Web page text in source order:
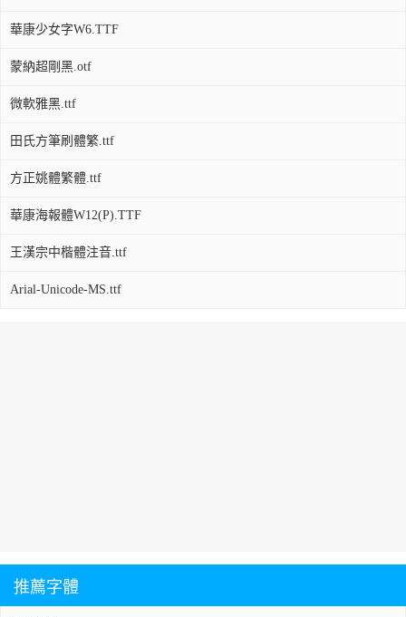
華康少女字W6.TTF
蒙納超剛黑.otf
微軟雅黑.ttf
田氏方筆刷體繁.ttf
方正姚體繁體.ttf
華康海報體W12(P).TTF
王漢宗中楷體注音.ttf
Arial-Unicode-MS.ttf
推薦字體